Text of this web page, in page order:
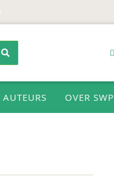
AUTEURS OVER SWP